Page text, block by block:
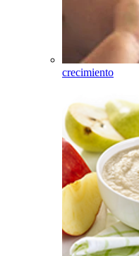
crecimiento